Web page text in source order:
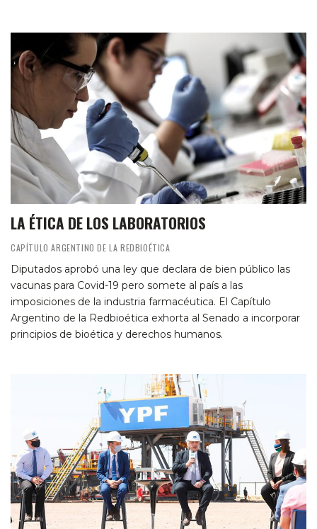
LA ÉTICA DE LOS LABORATORIOS
CAPÍTULO ARGENTINO DE LA REDBIOÉTICA
Diputados aprobó una ley que declara de bien público las
vacunas para Covid-19 pero somete al país a las
imposiciones de la industria farmacéutica. El Capítulo
Argentino de la Redbioética exhorta al Senado a incorporar
principios de bioética y derechos humanos.